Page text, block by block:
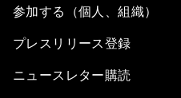
参加する（個人、組織）
プレスリリース登録
ニュースレター購読